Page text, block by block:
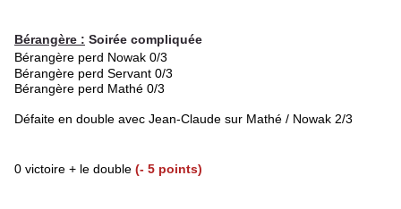
Bérangère : Soirée compliquée
Bérangère perd Nowak 0/3
Bérangère perd Servant 0/3
Bérangère perd Mathé 0/3
Défaite en double avec Jean-Claude sur Mathé / Nowak 2/3
0 victoire + le double (- 5 points)